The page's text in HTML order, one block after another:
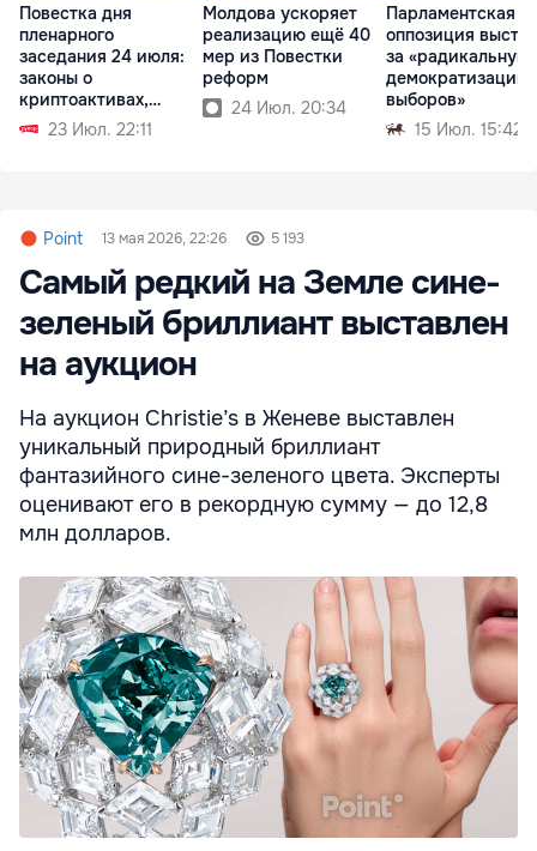
Повестка дня
пленарного
заседания 24 июля:
законы о
криптоактивах,
судебной реформе
23 Июл. 22:11
Молдова ускоряет
реализацию ещё 40
мер из Повестки
реформ
24 Июл. 20:34
Парламентская
оппозиция
за «радикальную
демократизацию
выборов»
15 Июл. 15:42
Point 13 мая 2026, 22:26 5 193
Самый редкий на Земле сине-
зеленый бриллиант выставлен
на аукцион
На аукцион Christie’s в Женеве выставлен
уникальный природный бриллиант
фантазийного сине-зеленого цвета. Эксперты
оценивают его в рекордную сумму — до 12,8
млн долларов.